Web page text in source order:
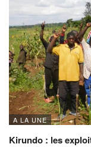
A LA UNE
Kirundo : les